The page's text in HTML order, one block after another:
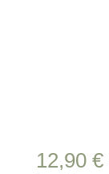
12,90 €